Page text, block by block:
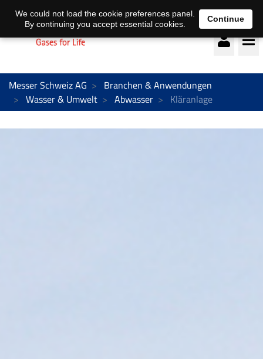
Deutsch français
Messer Schweiz AG
Branchen & Anwendungen
Wasser & Umwelt
Abwasser Kläranlage
We could not load the cookie preferences panel.
By continuing you accept essential cookies.
Continue